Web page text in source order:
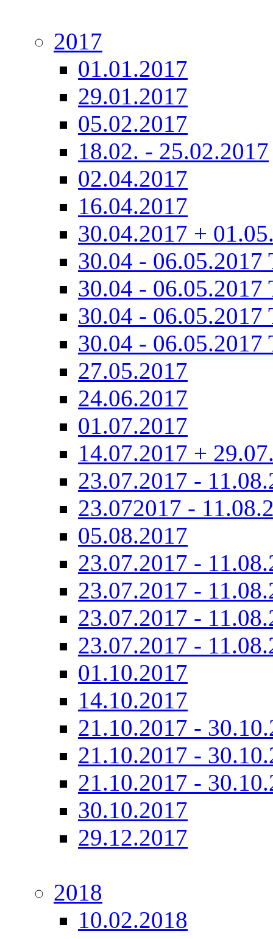
2017
01.01.2017
29.01.2017
05.02.2017
18.02. - 25.02.2017
02.04.2017
16.04.2017
30.04.2017 +
30.04 - 06.05.2017
30.04 - 06.05.2017
30.04 - 06.05.2017
30.04 - 06.05.2017
27.05.2017
24.06.2017
01.07.2017
14.07.2017 +
23.07.2017 -
23.072017 -
05.08.2017
23.07.2017 -
23.07.2017 -
23.07.2017 -
23.07.2017 -
01.10.2017
14.10.2017
21.10.2017 -
21.10.2017 -
21.10.2017 -
30.10.2017
29.12.2017
2018
10.02.2018